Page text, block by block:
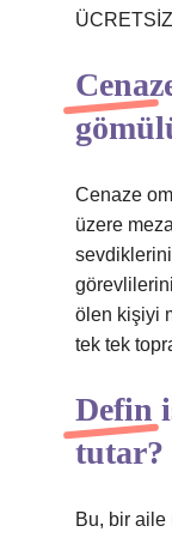
Cenaze
üzere
ölen kişiyi
tek tek
Defin
tutar?
Bu, bir